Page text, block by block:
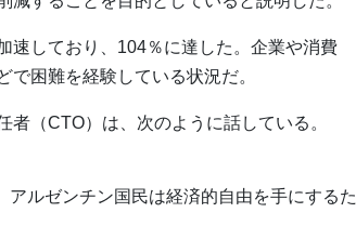
速しており、104％に達した。企業や消費
困難を経験している状況だ。
（CTO）は、次のように話している。
ルゼンチン国民は経済的自由を手にするた